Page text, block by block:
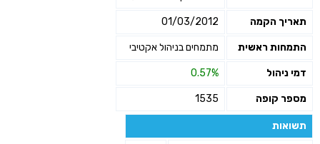
תאריך הקמה 01/03/2012
התמחות ראשית מתמחים בניהול אקטיבי
דמי ניהול 0.57%
מספר קופה 1535
תשואות